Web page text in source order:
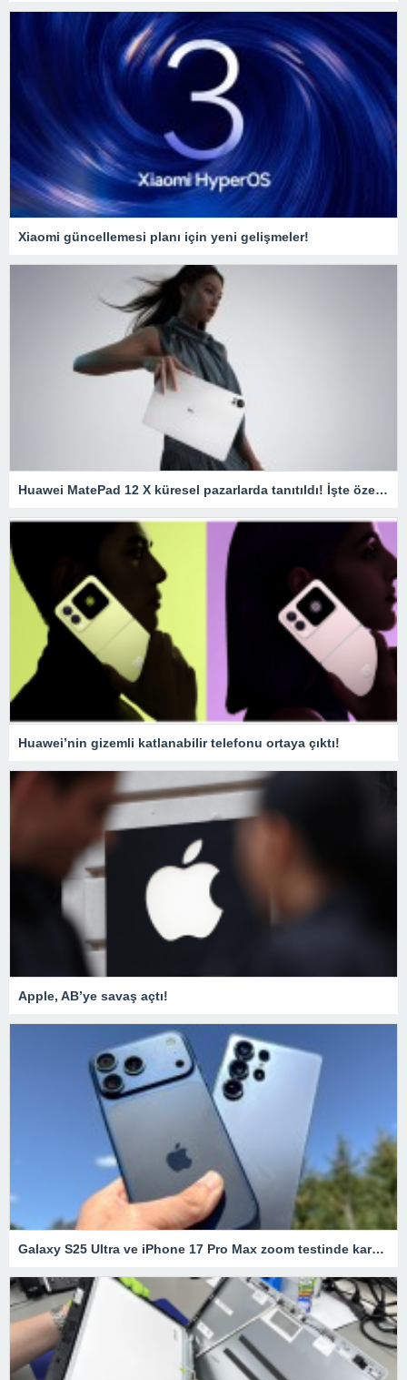
Xiaomi güncellemesi planı için yeni gelişmeler!
Huawei MatePad 12 X küresel pazarlarda tanıtıldı! İşte özellikleri
Huawei’nin gizemli katlanabilir telefonu ortaya çıktı!
Apple, AB’ye savaş açtı!
Galaxy S25 Ultra ve iPhone 17 Pro Max zoom testinde karşı karşıya